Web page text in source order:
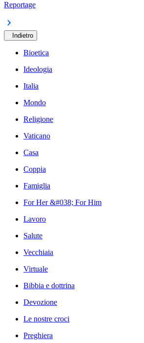
Reportage
Indietro
Bioetica
Ideologia
Italia
Mondo
Religione
Vaticano
Casa
Coppia
Famiglia
For Her &#038; For Him
Lavoro
Salute
Vecchiaia
Virtuale
Bibbia e dottrina
Devozione
Le nostre croci
Preghiera